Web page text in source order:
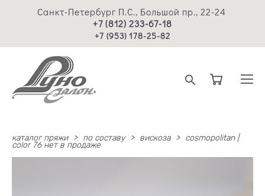
Санкт-Петербург П.С., Большой пр., 22-24
+7 (812) 233-67-18
+7 (953) 178-25-82
каталог пряжи > по составу > вискоза >
cosmopolitan |
color 76 нет в продаже